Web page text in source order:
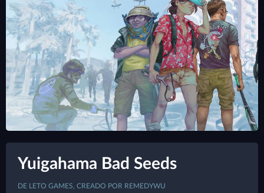
Yuigahama Bad Seeds
DE LETO GAMES, CREADO POR REMEDYWU